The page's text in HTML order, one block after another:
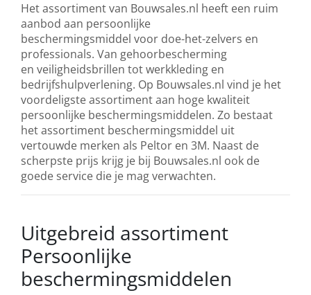
Het assortiment van Bouwsales.nl heeft een ruim
aanbod aan persoonlijke
beschermingsmiddel voor doe-het-zelvers en
professionals. Van gehoorbescherming
en veiligheidsbrillen tot werkkleding en
bedrijfshulpverlening. Op Bouwsales.nl vind je het
voordeligste assortiment aan hoge kwaliteit
persoonlijke beschermingsmiddelen. Zo bestaat
het assortiment beschermingsmiddel uit
vertouwde merken als Peltor en 3M. Naast de
scherpste prijs krijg je bij Bouwsales.nl ook de
goede service die je mag verwachten.
Uitgebreid assortiment
Persoonlijke
beschermingsmiddelen